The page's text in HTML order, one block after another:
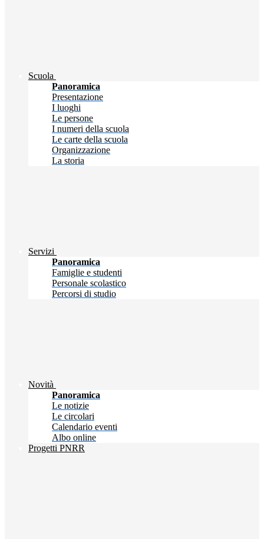
Scuola
Panoramica
Presentazione
I luoghi
Le persone
I numeri della scuola
Le carte della scuola
Organizzazione
La storia
Servizi
Panoramica
Famiglie e studenti
Personale scolastico
Percorsi di studio
Novità
Panoramica
Le notizie
Le circolari
Calendario eventi
Albo online
Progetti PNRR